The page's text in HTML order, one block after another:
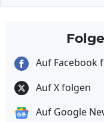
Auf Facebook
Auf X folgen
Auf Google